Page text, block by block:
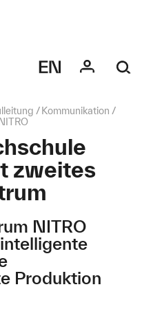
Kommunikation
NITRO
zweites
NITRO
Produktion